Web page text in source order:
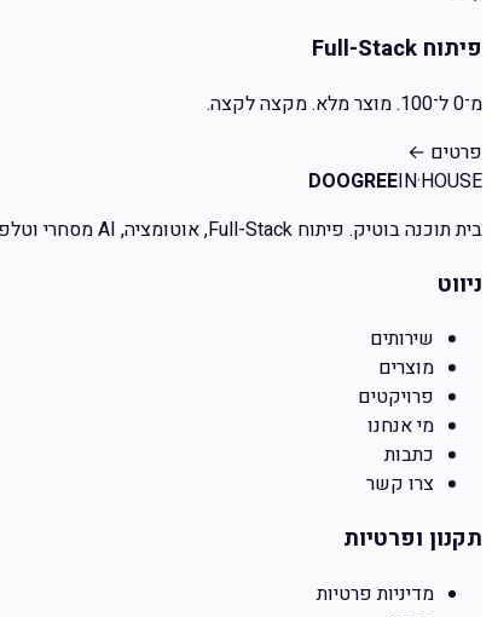
פיתוח Full-Stack
מ־0 ל־100. מוצר מלא. מקצה לקצה.
פרטים ←
DOOGREEIN·HOUSE
בית תוכנה בוטיק. פיתוח Full-Stack, אוטומציה, AI מסחרי וטלפוניה בענן. הכל אצלנו. הקוד שלכם.
ניווט
שירותים
מוצרים
פרויקטים
מי אנחנו
כתבות
צרו קשר
תקנון ופרטיות
מדיניות פרטיות